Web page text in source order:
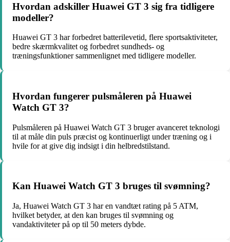
Hvordan adskiller Huawei GT 3 sig fra tidligere
modeller?
Huawei GT 3 har forbedret batterilevetid, flere sportsaktiviteter,
bedre skærmkvalitet og forbedret sundheds- og
træningsfunktioner sammenlignet med tidligere modeller.
Hvordan fungerer pulsmåleren på Huawei
Watch GT 3?
Pulsmåleren på Huawei Watch GT 3 bruger avanceret teknologi
til at måle din puls præcist og kontinuerligt under træning og i
hvile for at give dig indsigt i din helbredstilstand.
Kan Huawei Watch GT 3 bruges til svømning?
Ja, Huawei Watch GT 3 har en vandtæt rating på 5 ATM,
hvilket betyder, at den kan bruges til svømning og
vandaktiviteter på op til 50 meters dybde.